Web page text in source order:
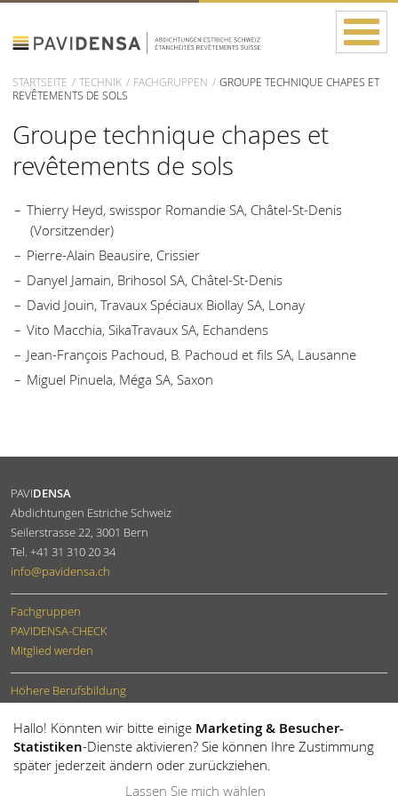
STARTSEITE TECHNIK FACHGRUPPEN
GROUPE TECHNIQUE CHAPES ET
REVÊTEMENTS DE SOLS
Groupe technique chapes et
revêtements de sols
Thierry Heyd, swisspor Romandie SA, Châtel-St-Denis
(Vorsitzender)
Pierre-Alain Beausire, Crissier
Danyel Jamain, Brihosol SA, Châtel-St-Denis
David Jouin, Travaux Spéciaux Biollay SA, Lonay
Vito Macchia, SikaTravaux SA, Echandens
Jean-François Pachoud, B. Pachoud et fils SA, Lausanne
Miguel Pinuela, Méga SA, Saxon
PAVIDENSA
Abdichtungen Estriche Schweiz
Seilerstrasse 22, 3001 Bern
Tel. +41 31 310 20 34
info@pavidensa.ch
Fachgruppen
PAVIDENSA-CHECK
Mitglied werden
Höhere Berufsbildung
Newsletter
Hallo! Könnten wir bitte einige Marketing & Besucher-
Statistiken-Dienste aktivieren? Sie können Ihre Zustimmung
später jederzeit ändern oder zurückziehen.
Lassen Sie mich wählen